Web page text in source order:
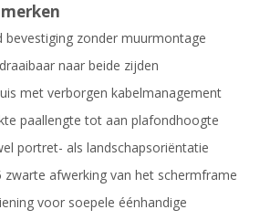
zonder muurmontage
naar beide zijden
met verborgen kabelmanagement
paallengte tot aan plafondhoogte
portret- als landschapsoriëntatie
zwarte afwerking van het schermframe
voor soepele éénhandige